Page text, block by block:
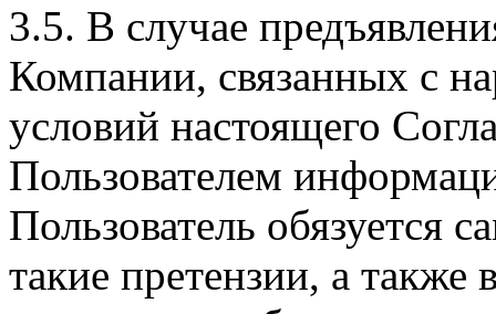
3.5. В случае
Компании, связанных с
условий настоящего
Пользователем
Пользователь обязуется
такие претензии, а также